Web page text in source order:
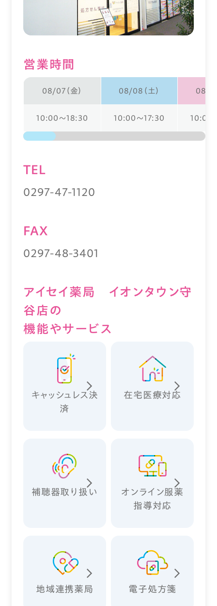
営業時間
08/07（金） 08/08（土） 08/09
10:00～18:30 10:00～17:30 10:00
TEL
0297-47-1120
FAX
0297-48-3401
アイセイ薬局 イオンタウン守
谷店の
機能やサービス
キャッシュレス決
済
在宅医療対応
補聴器取り扱い
オンライン服薬
指導対応
地域連携薬局 電子処方箋